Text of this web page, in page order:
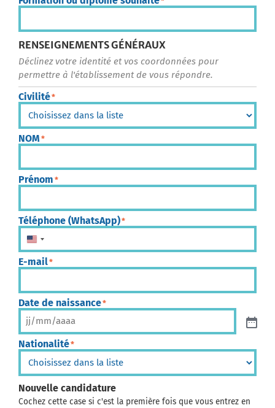
RENSEIGNEMENTS GÉNÉRAUX
Déclinez votre identité et vos coordonnées pour
permettre à l'établissement de vous répondre.
Civilité*
NOM *
Prénom *
Téléphone (WhatsApp)*
États-Unis +1
E-mail*
Date de naissance*
Nationalité*
Nouvelle candidature
Cochez cette case si c'est la première fois que vous entrez en